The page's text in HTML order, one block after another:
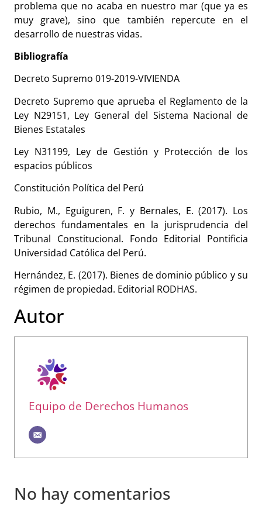
problema que no acaba en nuestro mar (que ya es
muy grave), sino que también repercute en el
desarrollo de nuestras vidas.
Bibliografía
Decreto Supremo 019-2019-VIVIENDA
Decreto Supremo que aprueba el Reglamento de la
Ley N29151, Ley General del Sistema Nacional de
Bienes Estatales
Ley N31199, Ley de Gestión y Protección de los
espacios públicos
Constitución Política del Perú
Rubio, M., Eguiguren, F. y Bernales, E. (2017). Los
derechos fundamentales en la jurisprudencia del
Tribunal Constitucional. Fondo Editorial Pontificia
Universidad Católica del Perú.
Hernández, E. (2017). Bienes de dominio público y su
régimen de propiedad. Editorial RODHAS.
Autor
Equipo de Derechos Humanos
No hay comentarios